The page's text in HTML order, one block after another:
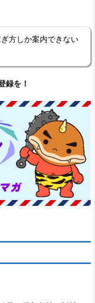
方しか案内できない
録を！